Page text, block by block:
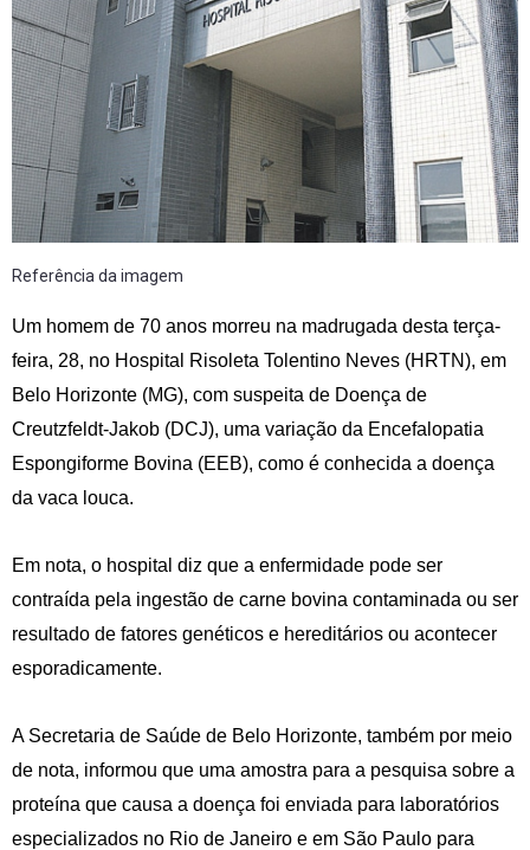
Referência da imagem
Um homem de 70 anos morreu na madrugada desta terça-
feira, 28, no Hospital Risoleta Tolentino Neves (HRTN), em
Belo Horizonte (MG), com suspeita de Doença de
Creutzfeldt-Jakob (DCJ), uma variação da Encefalopatia
Espongiforme Bovina (EEB), como é conhecida a doença
da vaca louca.
Em nota, o hospital diz que a enfermidade pode ser
contraída pela ingestão de carne bovina contaminada ou ser
resultado de fatores genéticos e hereditários ou acontecer
esporadicamente.
A Secretaria de Saúde de Belo Horizonte, também por meio
de nota, informou que uma amostra para a pesquisa sobre a
proteína que causa a doença foi enviada para laboratórios
especializados no Rio de Janeiro e em São Paulo para